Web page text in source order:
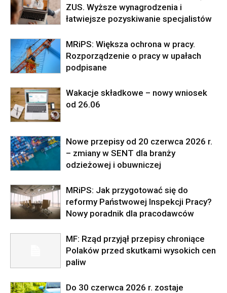
ZUS. Wyższe wynagrodzenia i
łatwiejsze pozyskiwanie specjalistów
MRiPS: Większa ochrona w pracy.
Rozporządzenie o pracy w upałach
podpisane
Wakacje składkowe – nowy wniosek
od 26.06
Nowe przepisy od 20 czerwca 2026 r.
– zmiany w SENT dla branży
odzieżowej i obuwniczej
MRiPS: Jak przygotować się do
reformy Państwowej Inspekcji Pracy?
Nowy poradnik dla pracodawców
MF: Rząd przyjął przepisy chroniące
Polaków przed skutkami wysokich cen
paliw
Do 30 czerwca 2026 r. zostaje